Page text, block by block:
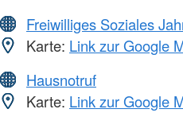
Freiwilliges Soziales
Karte: Link zur Google
Hausnotruf
Karte: Link zur Google